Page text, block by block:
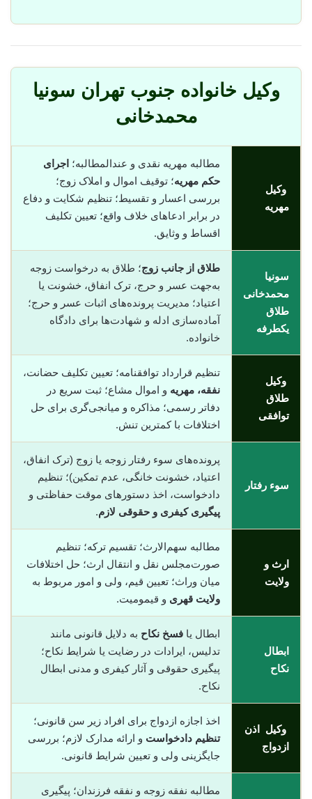
وکیل خانواده جنوب تهران سونیا
محمدخانی
وکیل
مهریه
مطالبه مهریه نقدی و عندالمطالبه؛ اجرای
حکم مهریه؛ توقیف اموال و املاک زوج؛
بررسی اعسار و تقسیط؛ تنظیم شکایت و دفاع
در برابر ادعاهای خلاف واقع؛ تعیین تکلیف
اقساط و وثایق.
سونیا
محمدخانی
طلاق
یکطرفه
طلاق از جانب زوج؛ طلاق به درخواست زوجه
به‌جهت عسر و حرج، ترک انفاق، خشونت یا
اعتیاد؛ مدیریت پرونده‌های اثبات عسر و حرج؛
آماده‌سازی ادله و شهادت‌ها برای دادگاه
خانواده.
وکیل
طلاق
توافقی
تنظیم قرارداد توافقنامه؛ تعیین تکلیف حضانت،
نفقه، مهریه و اموال مشاع؛ ثبت سریع در
دفاتر رسمی؛ مذاکره و میانجی‌گری برای حل
اختلافات با کمترین تنش.
سوء رفتار
پرونده‌های سوء رفتار زوجه یا زوج (ترک انفاق،
اعتیاد، خشونت خانگی، عدم تمکین)؛ تنظیم
دادخواست، اخذ دستورهای موقت حفاظتی و
پیگیری کیفری و حقوقی لازم.
ارث و
ولایت
مطالبه سهم‌الارث؛ تقسیم ترکه؛ تنظیم
صورت‌مجلس نقل و انتقال ارث؛ حل اختلافات
میان وراث؛ تعیین قیم، ولی و امور مربوط به
ولایت قهری و قیمومیت.
ابطال
نکاح
ابطال یا فسخ نکاح به دلایل قانونی مانند
تدلیس، ایرادات در رضایت یا شرایط نکاح؛
پیگیری حقوقی و آثار کیفری و مدنی ابطال
نکاح.
وکیل اذن
ازدواج
اخذ اجازه ازدواج برای افراد زیر سن قانونی؛
تنظیم دادخواست و ارائه مدارک لازم؛ بررسی
جایگزینی ولی و تعیین شرایط قانونی.
مطالبه نفقه زوجه و نفقه فرزندان؛ پیگیری